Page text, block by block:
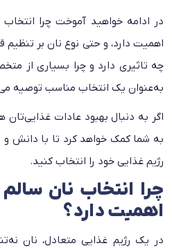
در ادامه خواهید آموخت چرا
اهمیت دارد، و حتی نوع نان بر
چه تاثیری دارد و چرا بسیاری از
به‌عنوان یک انتخاب مناسب توصیه
اگر به دنبال بهبود عادات غذایی‌تان
به شما کمک خواهد کرد تا با دانش و
رژیم غذایی خود را انتخاب کنید.
چرا انتخاب نان
اهمیت دارد؟
در یک رژیم غذایی متعادل، نان